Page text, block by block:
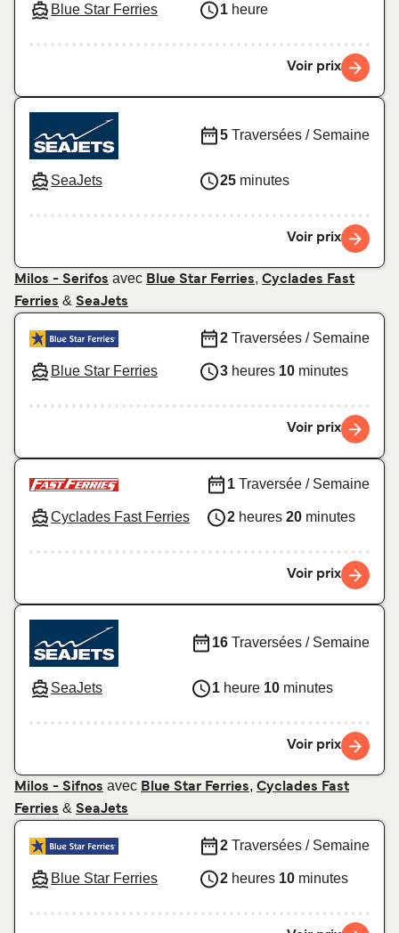
Blue Star Ferries 1 heure
Voir prix
SeaJets
5 Traversées / Semaine
25 minutes
Voir prix
Milos - Serifos avec Blue Star Ferries, Cyclades Fast
Ferries & SeaJets
Blue Star Ferries
2 Traversées / Semaine
3 heures 10 minutes
Voir prix
Cyclades Fast Ferries
1 Traversée / Semaine
2 heures 20 minutes
Voir prix
SeaJets
16 Traversées / Semaine
1 heure 10 minutes
Voir prix
Milos - Sifnos avec Blue Star Ferries, Cyclades Fast
Ferries & SeaJets
Blue Star Ferries
2 Traversées / Semaine
2 heures 10 minutes